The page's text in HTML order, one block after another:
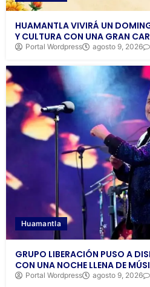
HUAMANTLA VIVIRÁ UN
Y CULTURA CON UNA GRAN
Portal Wordpress agosto 9, 2026
Huamantla
GRUPO LIBERACIÓN PUSO A
CON UNA NOCHE LLENA DE
Portal Wordpress agosto 9, 2026